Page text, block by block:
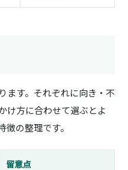
ます。それぞれに向き・不
け方に合わせて選ぶとよ
の整理です。
留意点